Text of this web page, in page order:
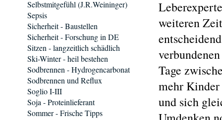
weiteren
Tage
mehr Kinder
und sich
Selbstmitgefühl (J.R.Weininger)
Sepsis
Sicherheit - Baustellen
Sicherheit - Forschung in DE
Sitzen - langzeitlich schädlich
Ski-Winter - heil bestehen
Sodbrennen - Hydrogencarbonat
Sodbrennen und Reflux
Soglio I-III
Soja - Proteinlieferant
Sommer - Frische Tipps